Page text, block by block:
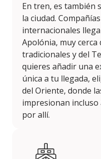
En tren, es también
la ciudad.
internacionales
Apolónia, muy
tradicionales y del
quieres añadir una
única a tu llegada,
del Oriente, donde
impresionan incluso
por allí.